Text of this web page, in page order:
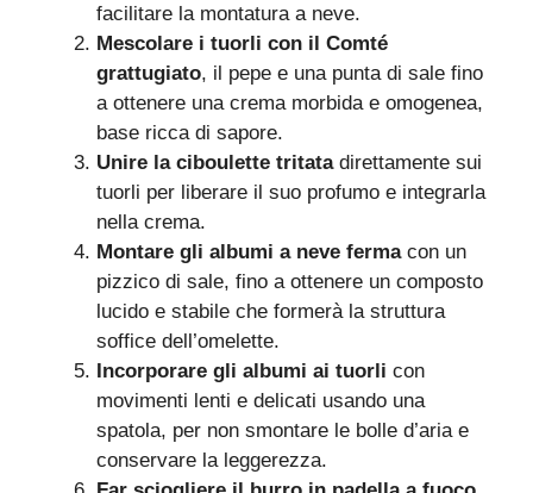
facilitare la montatura a neve.
Mescolare i tuorli con il Comté
grattugiato, il pepe e una punta di sale fino
a ottenere una crema morbida e omogenea,
base ricca di sapore.
Unire la ciboulette tritatadirettamente sui
tuorli per liberare il suo profumo e integrarla
nella crema.
Montare gli albumi a neve fermacon un
pizzico di sale, fino a ottenere un composto
lucido e stabile che formerà la struttura
soffice dell’omelette.
Incorporare gli albumi ai tuorli con
movimenti lenti e delicati usando una
spatola, per non smontare le bolle d’aria e
conservare la leggerezza.